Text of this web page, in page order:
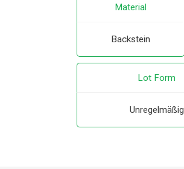
Material
Backstein
Lot Form
Unregelmäßig